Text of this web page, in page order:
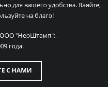
для вашего удобства. Ваяйте,
на благо!
ООО "НеоШтамп":
года.
С НАМИ